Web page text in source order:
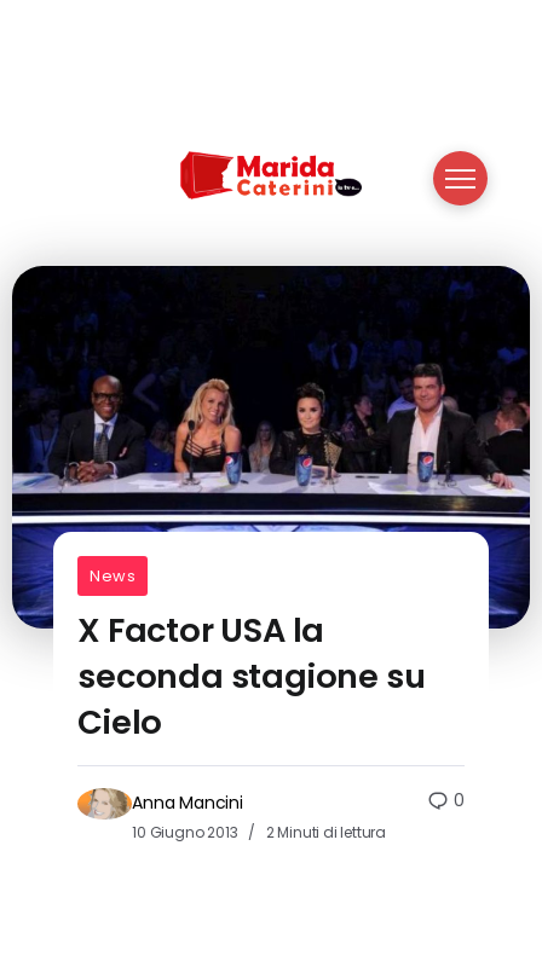
News
X Factor USA la
seconda stagione su
Cielo
Anna Mancini
10 Giugno 2013 2 Minuti di lettura
0